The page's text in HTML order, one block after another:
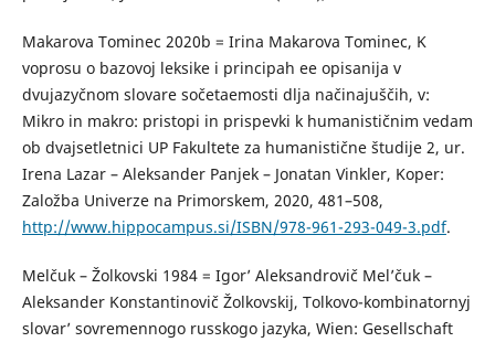
Makarova Tominec 2020b = Irina Makarova Tominec, K
voprosu o bazovoj leksike i principah ee opisanija v
dvujazyčnom slovare sočetaemosti dlja načinajuščih, v:
Mikro in makro: pristopi in prispevki k humanističnim vedam
ob dvajsetletnici UP Fakultete za humanistične študije 2, ur.
Irena Lazar – Aleksander Panjek – Jonatan Vinkler, Koper:
Založba Univerze na Primorskem, 2020, 481–508,
http://www.hippocampus.si/ISBN/978-961-293-049-3.pdf.
Melčuk – Žolkovski 1984 = Igor’ Aleksandrovič Mel’čuk –
Aleksander Konstantinovič Žolkovskij, Tolkovo-kombinatornyj
slovar’ sovremennogo russkogo jazyka, Wien: Gesellschaft